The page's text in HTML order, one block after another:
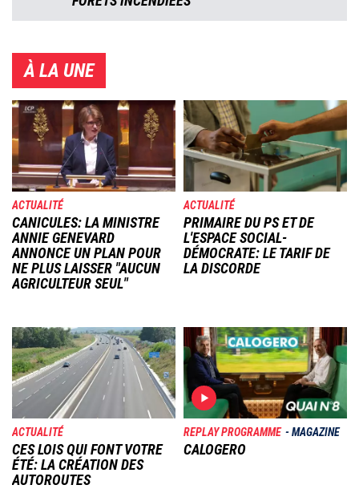
À LA UNE
Image
ACTUALITÉ
CANICULES: LA MINISTRE
ANNIE GENEVARD
ANNONCE UN PLAN POUR
NE PLUS LAISSER "AUCUN
AGRICULTEUR SEUL"
Image
ACTUALITÉ
PRIMAIRE DU PS ET DE
L'ESPACE SOCIAL-
DÉMOCRATE: LE TARIF DE
LA DISCORDE
Image
ACTUALITÉ
CES LOIS QUI FONT VOTRE
ÉTÉ: LA CRÉATION DES
AUTOROUTES
Image
REPLAY PROGRAMME MAGAZINE
CALOGERO